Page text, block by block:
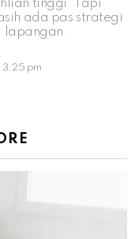
tinggi. Tapi
ada pas strategi
lapangan.
pm